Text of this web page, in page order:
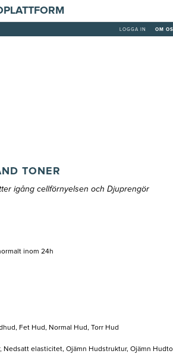
LOGGA IN OM
TONER
igång cellförnyelsen och Djuprengör
inom 24h
Fet Hud, Normal Hud, Torr Hud
Nedsatt elasticitet, Ojämn Hudstruktur, Ojämn